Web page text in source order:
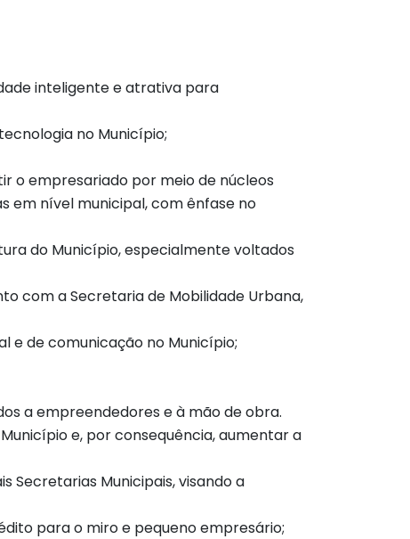
inteligente e atrativa para
no Município;
o empresariado por meio de núcleos
em nível municipal, com ênfase no
do Município, especialmente voltados
com a Secretaria de Mobilidade Urbana,
e de comunicação no Município;
a empreendedores e à mão de obra.
e, por consequência, aumentar a
Secretarias Municipais, visando a
para o miro e pequeno empresário;